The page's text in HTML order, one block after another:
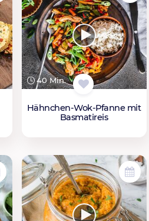
40 Min.
Hähnchen-Wok-Pfanne mit
Basmatireis